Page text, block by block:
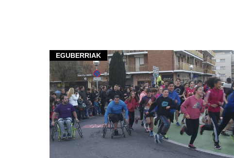
EGUBERRIAK